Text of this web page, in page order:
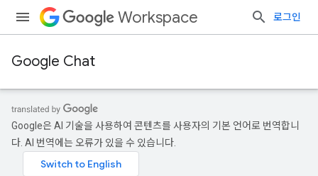
Workspace 로그인
Google Chat
Google은 AI 기술을 사용하여 콘텐츠를 사용자의 기본 언어로 번역합니
다. AI 번역에는 오류가 있을 수 있습니다.